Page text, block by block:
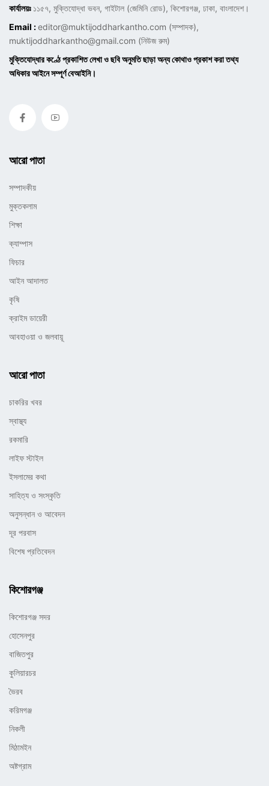
কার্যালয়ঃ ১১৫৭, মুক্তিযোদ্ধা ভবন, গাইটাল (জেমিনি রোড), কিশোরগঞ্জ, ঢাকা, বাংলাদেশ।
Email :editor@muktijoddharkantho.com (সম্পাদক),
muktijoddharkantho@gmail.com (নিউজ রুম)
মুক্তিযোদ্ধার কণ্ঠে প্রকাশিত লেখা ও ছবি অনুমতি ছাড়া অন্য কোথাও প্রকাশ করা তথ্য
অধিকার আইনে সম্পূর্ণ বেআইনি।
আরো পাতা
সম্পাদকীয়
মুক্তকলাম
শিক্ষা
ক্যাম্পাস
ফিচার
আইন আদালত
কৃষি
ক্রাইম ডায়েরী
আবহাওয়া ও জলবায়ূ
আরো পাতা
চাকরির খবর
স্বাস্থ্য
রকমারি
লাইফ স্টাইল
ইসলামের কথা
সাহিত্য ও সংস্কৃতি
অনুসন্ধান ও আবেদন
দূর পরবাস
বিশেষ প্রতিবেদন
কিশোরগঞ্জ
কিশোরগঞ্জ সদর
হোসেনপুর
বাজিতপুর
কুলিয়ারচর
ভৈরব
করিমগঞ্জ
নিকলী
মিঠামইন
অষ্টগ্রাম